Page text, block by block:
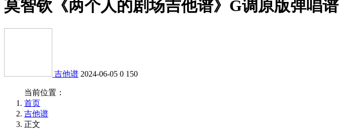
莫智钦《两个人的剧场吉他谱》G调原版弹唱谱
吉他谱 2024-06-05 0 150
当前位置：
首页
吉他谱
正文